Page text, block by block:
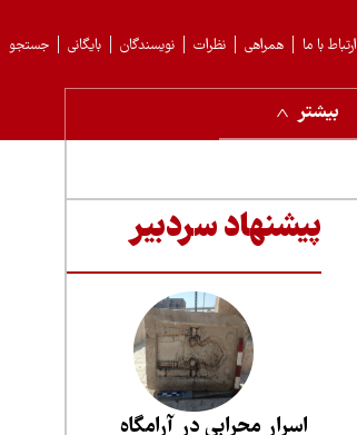
جستجو بایگانی نویسندگان نظرات همراهی ارتباط با ما
بیشتر
پیشنهاد سردبیر
اسرار محرابی در آرامگاه